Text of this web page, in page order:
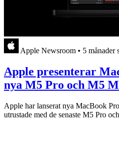
Apple Newsroom • 5 månader
Apple presenterar
nya M5 Pro och M5
Apple har lanserat nya MacBook
utrustade med de senaste M5 Pro